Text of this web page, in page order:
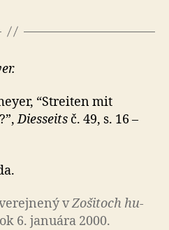
“Streiten mit
Diesseits č. 49, s. 16 –
vZo­ši­toch hu­
6. januára 2000.